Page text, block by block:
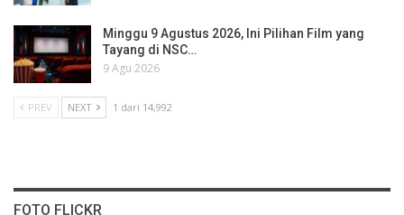
Minggu 9 Agustus 2026, Ini Pilihan Film yang
Tayang di NSC…
9 Agu 2026
PREV NEXT 1 dari 14,992
FOTO FLICKR